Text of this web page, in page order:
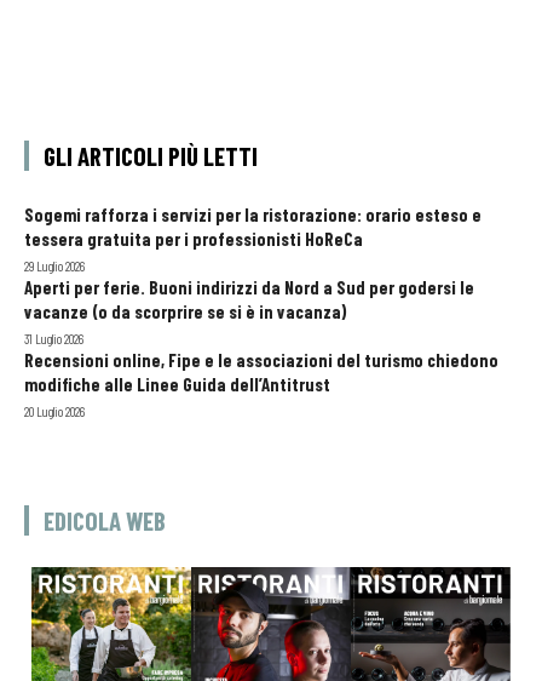
GLI ARTICOLI PIÙ LETTI
Sogemi rafforza i servizi per la ristorazione: orario esteso e
tessera gratuita per i professionisti HoReCa
29 Luglio 2026
Aperti per ferie. Buoni indirizzi da Nord a Sud per godersi le
vacanze (o da scorprire se si è in vacanza)
31 Luglio 2026
Recensioni online, Fipe e le associazioni del turismo chiedono
modifiche alle Linee Guida dell’Antitrust
20 Luglio 2026
EDICOLA WEB